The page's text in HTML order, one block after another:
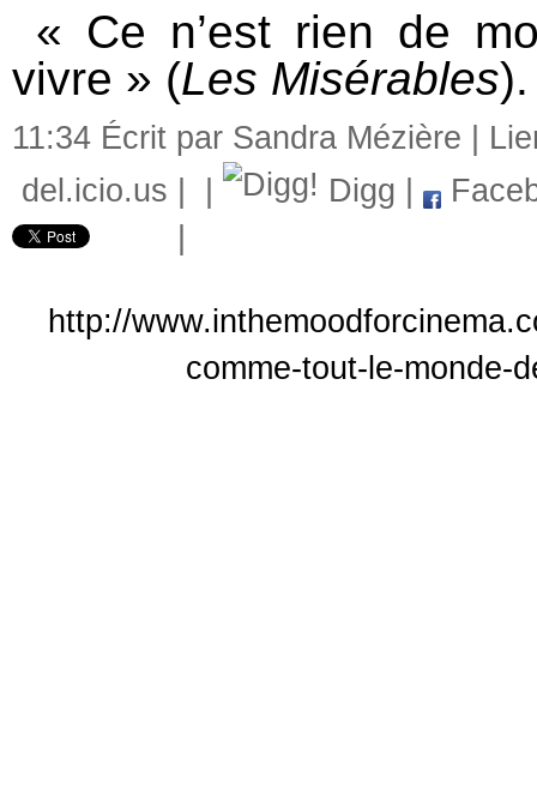
« Ce n’est rien de
vivre » (Les Misérables).
11:34 Écrit par Sandra Mézière |
del.icio.us
Digg
http://
comme-tout-le-monde-